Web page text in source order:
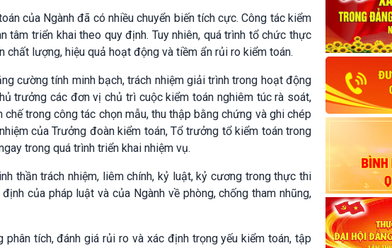
của Ngành đã có nhiều chuyển biến tích cực. Công tác kiểm
triển khai theo quy định. Tuy nhiên, quá trình tổ chức thực
chất lượng, hiệu quả hoạt động và tiềm ẩn rủi ro kiểm toán.
cường tính minh bạch, trách nhiệm giải trình trong hoạt động
trưởng các đơn vị chủ trì cuộc kiểm toán nghiêm túc rà soát,
trong công tác chọn mẫu, thu thập bằng chứng và ghi chép
của Trưởng đoàn kiểm toán, Tổ trưởng tổ kiểm toán trong
trong quá trình triển khai nhiệm vụ.
thần trách nhiệm, liêm chính, kỷ luật, kỷ cương trong thực thi
của pháp luật và của Ngành về phòng, chống tham nhũng,
tích, đánh giá rủi ro và xác định trọng yếu kiểm toán, tập